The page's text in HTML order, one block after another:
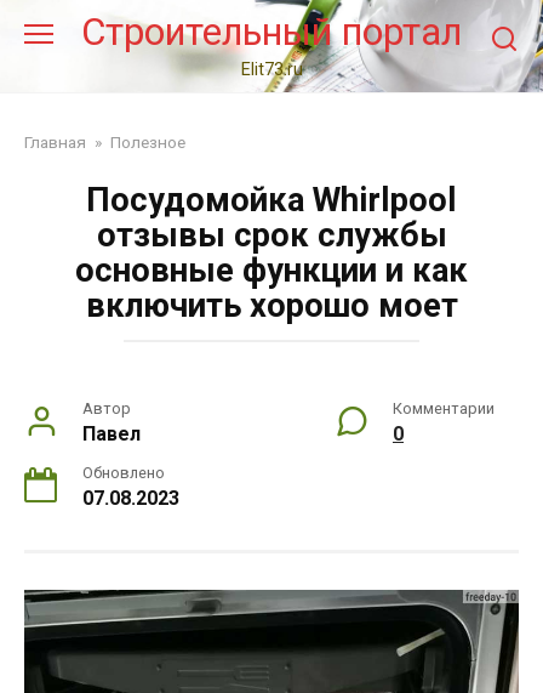
Строительный портал
Elit73.ru
Главная » Полезное
Посудомойка Whirlpool
отзывы срок службы
основные функции и как
включить хорошо моет
Автор
Павел
Комментарии
0
Обновлено
07.08.2023